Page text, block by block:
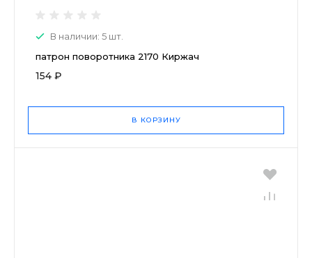
В наличии: 5 шт.
патрон поворотника 2170 Киржач
154 ₽
В КОРЗИНУ